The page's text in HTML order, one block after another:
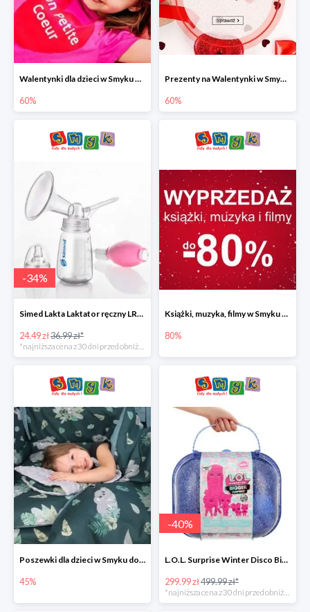
Walentynki dla dzieci w Smyku do -60%
60%
Prezenty na Walentynki w Smyku do -60%
60%
-34%
Simed Lakta Laktator ręczny LR-8 -34%
24.49 zł36.99 zł*
*najniższa cena z 30 dni przed obniżką
Książki, muzyka, filmy w Smyku do -80%
80%
Poszewki dla dzieci w Smyku do -45%
45%
-40%
L.O.L. Surprise Winter Disco Bigger Surprise Zestaw laleczek w walizce -40%
299.99 zł499.99 zł*